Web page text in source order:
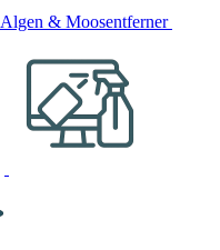
Algen & Moosentferner